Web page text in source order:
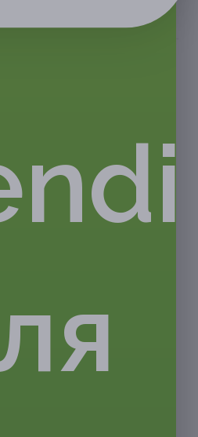
Вопросы
в электронном или
количество
виды услуг:
без дисков (1140 руб.
с дисками (1260 руб.
R20) легкового автомобиля
момента активации купона
на другие